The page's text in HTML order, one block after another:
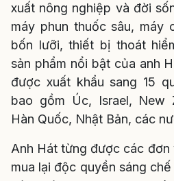
xuất nông nghiệp và đời
máy phun thuốc sâu, máy
bốn lưỡi, thiết bị thoát
sản phẩm nổi bật của anh
được xuất khẩu sang 15
bao gồm Úc, Israel, New
Hàn Quốc, Nhật Bản, các
Anh Hát từng được các
mua lại độc quyền sáng